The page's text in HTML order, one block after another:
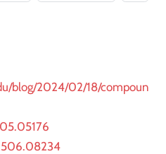
blog/2024/02/18/compoun